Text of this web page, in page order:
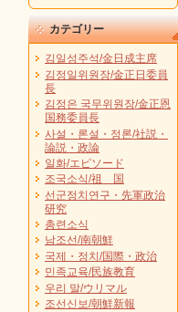
カテゴリー
김일성주석/金日成主席
김정일위원장/金正日委員
長
김정은 국무위원장/金正恩
国務委員長
사설・론설・정론/社説・
論説・政論
일화/エピソード
조국소식/祖 国
선군정치연구・先軍政治
研究
총련소식
남조선/南朝鮮
국제・정치/国際・政治
민족교육/民族教育
우리 말/ウリマル
조선신보/朝鮮新報